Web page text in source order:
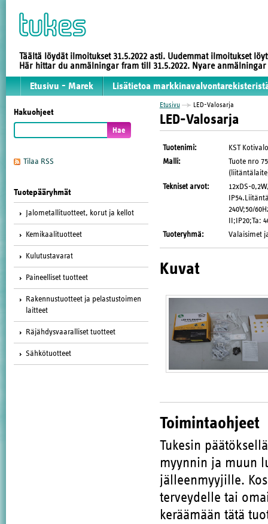
Täältä löydät ilmoitukset 31.5.2022 asti. Uudemmat ilmoitukset
Här hittar du anmälningar fram till 31.5.2022. Nyare
Etusivu - Marek Lisätietoa
Hakuohjeet
Tilaa RSS
Tuotepääryhmät
Jalometallituotteet, korut ja kellot
Kemikaalituotteet
Kulutustavarat
Paineelliset tuotteet
Rakennustuotteet ja pelastustoimen
laitteet
Räjähdysvaaralliset tuotteet
Sähkötuotteet
Etusivu LED-Valosarja
LED-Valosarja
Tuotenimi:
KST
Malli:
Tuote nro
Tekniset arvot:
12xDS-
240V;50/
II;IP20;Ta:
Tuoteryhmä: Valaisimet
Kuvat
Toimintaohjeet
Tukesin
myynnin ja muun
jälleenmyyjille.
terveydelle tai
keräämään tätä